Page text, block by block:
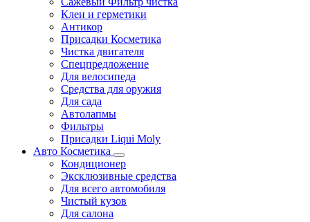
Клеи и герметики
Антикор
Присадки Косметика
Чистка двигателя
Спецпредложение
Для велосипеда
Средства для оружия
Для сада
Автолапмы
Фильтры
Присадки Liqui Moly
Авто Косметика
Кондиционер
Эксклюзивные средства
Для всего автомобиля
Чистый кузов
Для салона